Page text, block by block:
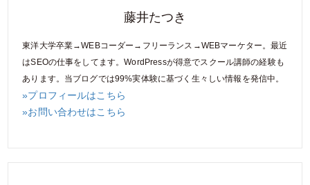
藤井たつき
東洋大学卒業→WEBコーダー→フリーランス→WEBマーケター。最近
はSEOの仕事をしてます。WordPressが得意でスクール講師の経験も
あります。当ブログでは99%実体験に基づく生々しい情報を発信中。
»プロフィールはこちら
»お問い合わせはこちら